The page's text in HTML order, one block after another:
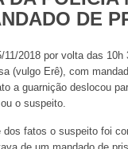
DE
11/2018 por volta das
(vulgo Erê), com
a guarnição deslocou
o suspeito.
dos fatos o suspeito foi